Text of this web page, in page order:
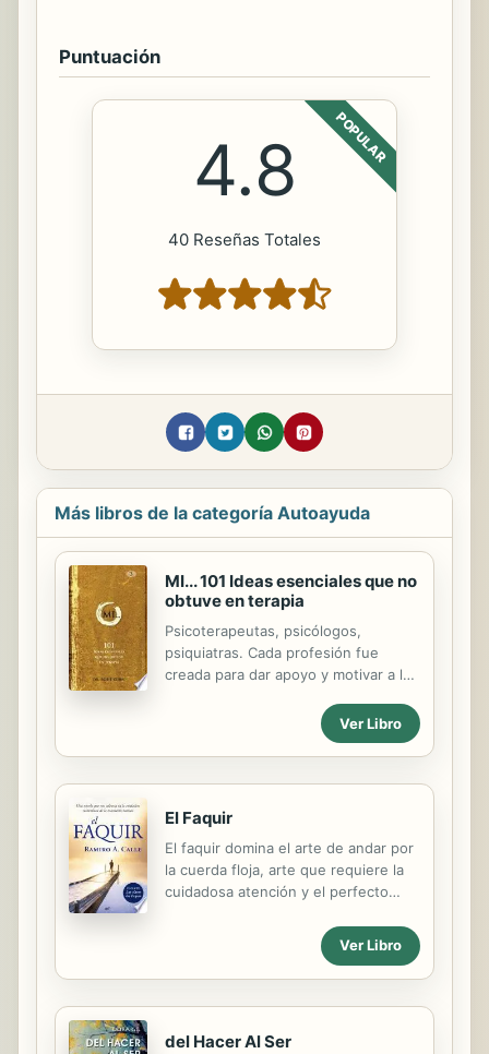
Puntuación
POPULAR
4.8
40 Reseñas Totales
Más libros de la categoría Autoayuda
MI... 101 Ideas esenciales que no
obtuve en terapia
Psicoterapeutas, psicólogos,
psiquiatras. Cada profesión fue
creada para dar apoyo y motivar a las
íntima con su psiquis, que es su
alma, su espíritu, su esencia como
ser humano, su consciencia, su yo
interior. Es el terapeuta fuera de lo
como fuera necesario para ayudar a
sus clientes a llegar hasta allí, su
propia psiquis. Lo sé. Me formé
como terapeuta y me doctoré en
ELLOS de quien hablo. En parte, yo
soy uno de ellos, y también soy algo
más. Ese algo más me ha permitido...
Ver Libro
El Faquir
El faquir domina el arte de andar por
la cuerda floja, arte que requiere la
cuidadosa atención y el perfecto
necesarios, asimismo, para recorrer
el camino de la vida.Hernán, el
protagonista de esta novela, se
espiritual y de una nueva escala de
Ver Libro
del Hacer Al Ser